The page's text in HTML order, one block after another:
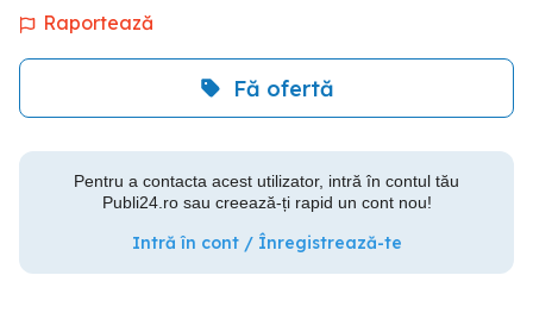
Raportează
Fă ofertă
Pentru a contacta acest utilizator, intră în contul tău
Publi24.ro sau creează-ți rapid un cont nou!
Intră în cont / Înregistrează-te